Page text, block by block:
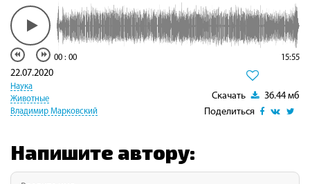
00 : 00 15:55
Скачать
36.44 мб
Поделиться
22.07.2020
Наука
Животные
Владимир Марковский
Напишите автору: